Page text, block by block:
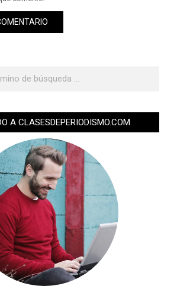
A CLASESDEPERIODISMO.COM